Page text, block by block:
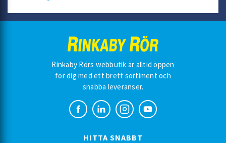
Rinkaby Rörs webbutik är alltid öppen
för dig med ett brett sortiment och
snabba leveranser.
HITTA SNABBT